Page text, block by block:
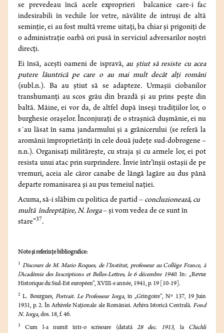
se prevedeau încă acele exproprieri balcanice care-i fac
indesirabili în vechile lor vetre, năvălite de intruşi de altă
seminţie, ei au fost multă vreme uitaţi, ba chiar şi prigoniţi de
o administraţie oarbă ori pusă în serviciul adversarilor noştri
direcţi.
Ei însă, aceşti oameni de ispravă, au ştiut să resiste cu acea
putere lăuntrică pe care o au mai mult decât alţi români
(subl.n.). Ba au ştiut să se adapteze. Urmaşii ciobanilor
transhumanţi au scos grâu din brazdă şi au prins peşte din
baltă. Mâine, ei vor da, de altfel după înseşi tradiţiilor lor, o
burghesie oraşelor. Înconjuraţi de o straşnică duşmănie, ei nu
s´au lăsat în sama jandarmului şi a grănicerului (se referă la
aromânii împroprietăriţi în cele două judeţe sud-dobrogene –
n.n.). Organisaţi milităreşte, cu straja şi cu armele lor, ei pot
resista unui atac prin surprindere. Învie într’înşii ostaşii de pe
vremuri, aceia ale căror canabe de lângă lagăre au dus pănă
departe romanisarea şi au pus temeiul naţiei.
Acuma, să-i slăbim cu politica de partid – concluzionează, cu
multă îndreptăţire, N. Iorga– şi vom vedea de ce sunt în
stare”37.
Note și referințe bibliografice:
1 Discours de M. Mario Roques, de l’Institut, professeur au Collège France, à
l’Académie des Inscriptions et Belles-Lettres, le 6 décembre 1940. In: „Revue
Historique du Sud-Est européen”, XVIII-e année, 1941, p. 19 [10-19].
2 L. Bourgues, Portrait. Le Professeur Iorga, în „Gringoire”, Nº 137, 19 Juin
1931, p. 2. În Arhivele Naţionale ale României. Arhiva Istorică Centrală. Fond
N. Iorga, dos. 18, f. 46.
3 Cum l-a numit într-o scrisoare (datată 28 dec. 1913, la Chichli